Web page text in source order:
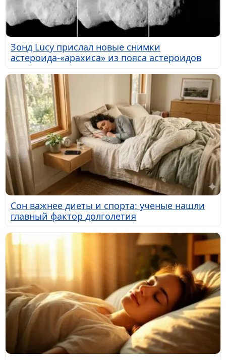
Зонд Lucy прислал новые снимки
астероида-«арахиса» из пояса астероидов
Сон важнее диеты и спорта: ученые нашли
главный фактор долголетия